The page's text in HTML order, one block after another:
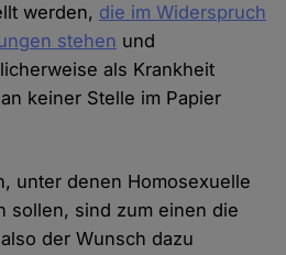
werden, die im Widerspruch
stehen und
als Krankheit
keiner Stelle im Papier
unter denen Homosexuelle
sollen, sind zum einen die
der Wunsch dazu